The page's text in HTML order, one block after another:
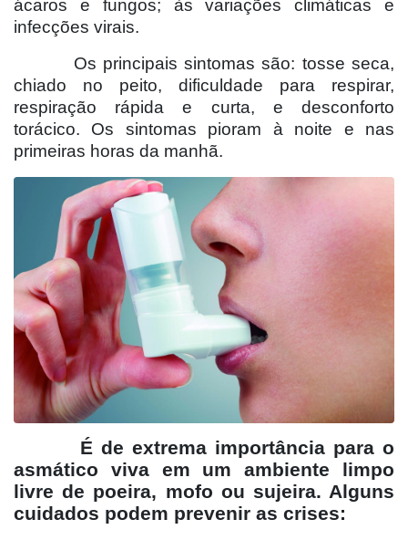
ácaros e fungos; às variações climáticas e
infecções virais.
Os principais sintomas são: tosse seca,
chiado no peito, dificuldade para respirar,
respiração rápida e curta, e desconforto
torácico. Os sintomas pioram à noite e nas
primeiras horas da manhã.
É de extrema importância para o
asmático viva em um ambiente limpo
livre de poeira, mofo ou sujeira. Alguns
cuidados podem prevenir as crises: